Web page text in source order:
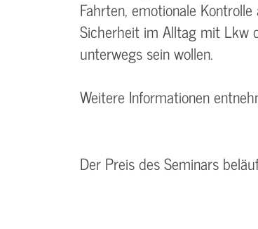
Fahrten, emotionale
Sicherheit im Alltag mit Lkw
unterwegs sein wollen.
Weitere Informationen
Der Preis des Seminars